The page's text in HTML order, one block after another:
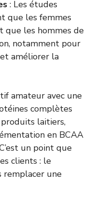
: Les études
que les femmes
que les hommes de
notamment pour
améliorer la
amateur avec une
complètes
produits laitiers,
en BCAA
un point que
clients : le
remplacer une